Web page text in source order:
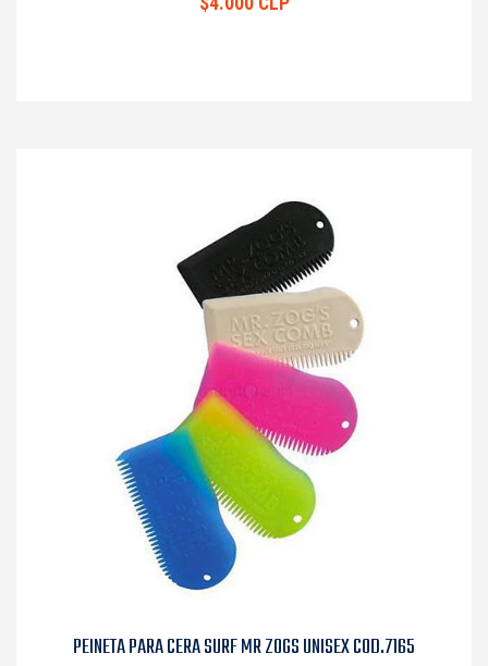
PEINETA PARA CERA SURF MR ZOGS UNISEX COD.7165